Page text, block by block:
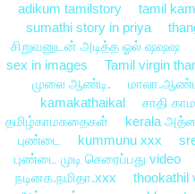
adikum tamilstory
tamil
sumathi story in priya
சிறுவனுடன் அடித்த ஓல் ஷஷஷ
sex in images
Tamil virgin
முலை ஆண்டி.
kamakathaikal
சாதி
தமிழ்காமகதைகள்
kerala
புண்டை
kummunu xxx
புண்டை முடி செரைப்பது video
நடினக.நமிதா.xxx
thookathil